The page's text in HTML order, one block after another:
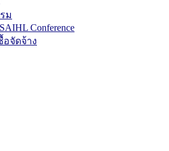
ม
Conference
จัดจ้าง